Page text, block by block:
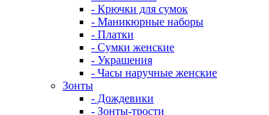
- Крючки для сумок
- Маникюрные наборы
- Платки
- Сумки женские
- Украшения
- Часы наручные женские
Зонты
- Дождевики
- Зонты-трости